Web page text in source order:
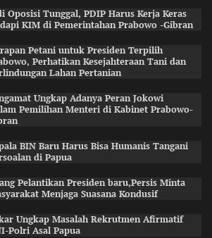
Oposisi Tunggal, PDIP Harus Kerja Keras
KIM di Pemerintahan Prabowo -Gibran
Petani untuk Presiden Terpilih
Perhatikan Kesejahteraan Tani dan
Lahan Pertanian
Ungkap Adanya Peran Jokowi
Pemilihan Menteri di Kabinet Prabowo-
BIN Baru Harus Bisa Humanis Tangani
di Papua
Pelantikan Presiden baru,Persis Minta
Menjaga Suasana Kondusif
Ungkap Masalah Rekrutmen Afirmatif
Polri Asal Papua